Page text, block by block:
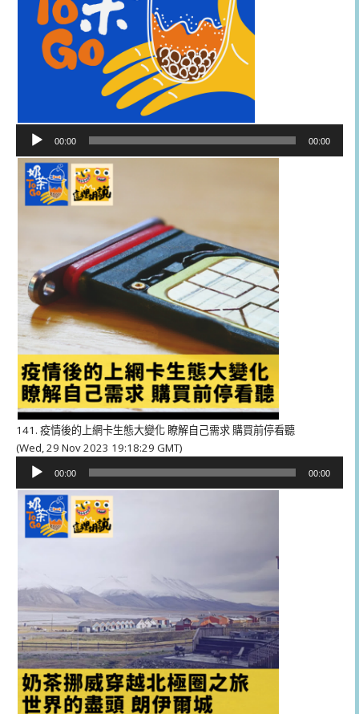
播
器
00:00 00:00
141. 疫情後的上網卡生態大變化 瞭解自己需求 購買前停看聽
(Wed, 29 Nov 2023 19:18:29 GMT)
播
器
00:00 00:00